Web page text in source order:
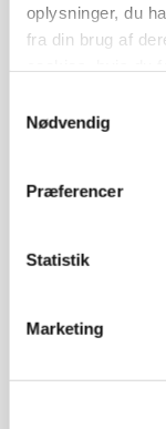
oplysninger, du
fra din brug af
Nødvendig
Præferencer
Statistik
Marketing
Nye
24-årigt